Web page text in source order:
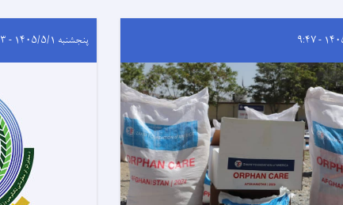
پنجشنبه ۱۴۰۵/۵/۱ - ۱۱:۴۳